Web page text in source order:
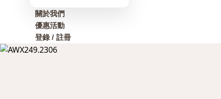
關於我們
優惠活動
登錄 / 註冊